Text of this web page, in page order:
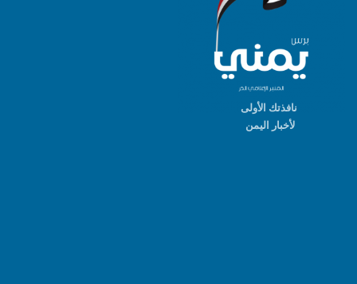
نافذتك الأولى
لأخبار اليمن